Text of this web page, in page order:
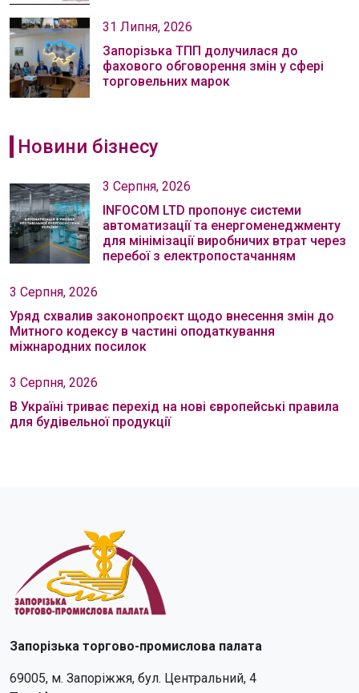
31 Липня, 2026
Запорізька ТПП долучилася до
фахового обговорення змін у сфері
торговельних марок
Новини бізнесу
3 Серпня, 2026
INFOCOM LTD пропонує системи
автоматизації та енергоменеджменту
для мінімізації виробничих втрат через
перебої з електропостачанням
3 Серпня, 2026
Уряд схвалив законопроєкт щодо внесення змін до
Митного кодексу в частині оподаткування
міжнародних посилок
3 Серпня, 2026
В Україні триває перехід на нові європейські правила
для будівельної продукції
Запорізька торгово-промислова палата
69005, м. Запоріжжя, бул. Центральний, 4